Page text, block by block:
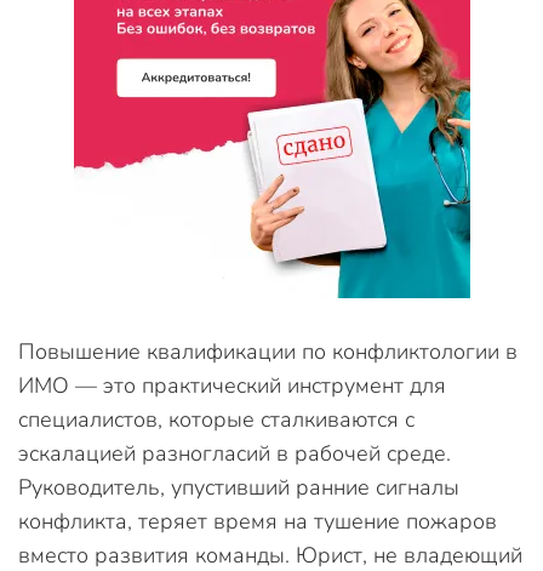
Повышение квалификации по конфликтологии в
ИМО — это практический инструмент для
специалистов, которые сталкиваются с
эскалацией разногласий в рабочей среде.
Руководитель, упустивший ранние сигналы
конфликта, теряет время на тушение пожаров
вместо развития команды. Юрист, не владеющий